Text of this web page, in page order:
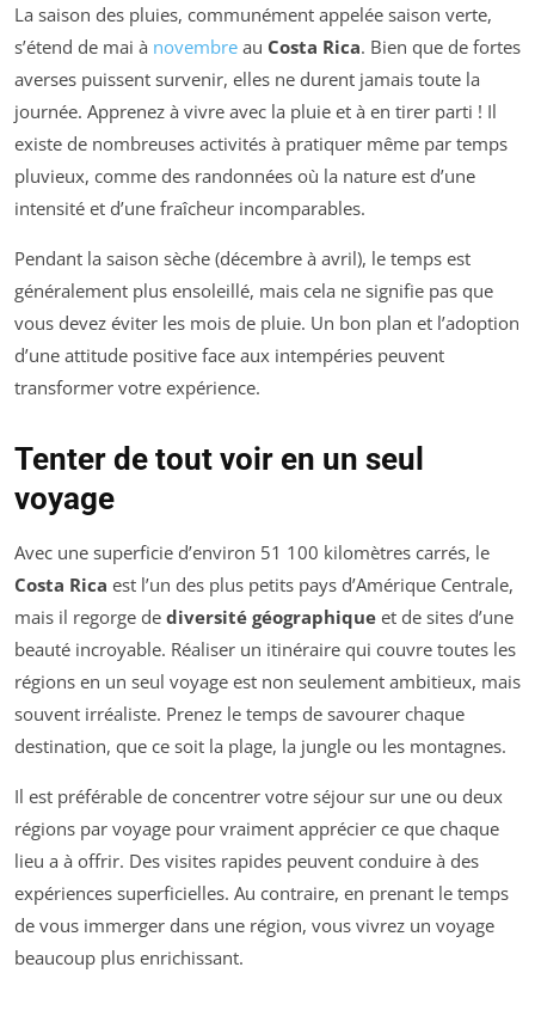
La saison des pluies, communément appelée saison verte,
s’étend de mai à novembre au Costa Rica. Bien que de fortes
averses puissent survenir, elles ne durent jamais toute la
journée. Apprenez à vivre avec la pluie et à en tirer parti ! Il
existe de nombreuses activités à pratiquer même par temps
pluvieux, comme des randonnées où la nature est d’une
intensité et d’une fraîcheur incomparables.
Pendant la saison sèche (décembre à avril), le temps est
généralement plus ensoleillé, mais cela ne signifie pas que
vous devez éviter les mois de pluie. Un bon plan et l’adoption
d’une attitude positive face aux intempéries peuvent
transformer votre expérience.
Tenter de tout voir en un seul
voyage
Avec une superficie d’environ 51 100 kilomètres carrés, le
Costa Rica est l’un des plus petits pays d’Amérique Centrale,
mais il regorge de diversité géographique et de sites d’une
beauté incroyable. Réaliser un itinéraire qui couvre toutes les
régions en un seul voyage est non seulement ambitieux, mais
souvent irréaliste. Prenez le temps de savourer chaque
destination, que ce soit la plage, la jungle ou les montagnes.
Il est préférable de concentrer votre séjour sur une ou deux
régions par voyage pour vraiment apprécier ce que chaque
lieu a à offrir. Des visites rapides peuvent conduire à des
expériences superficielles. Au contraire, en prenant le temps
de vous immerger dans une région, vous vivrez un voyage
beaucoup plus enrichissant.